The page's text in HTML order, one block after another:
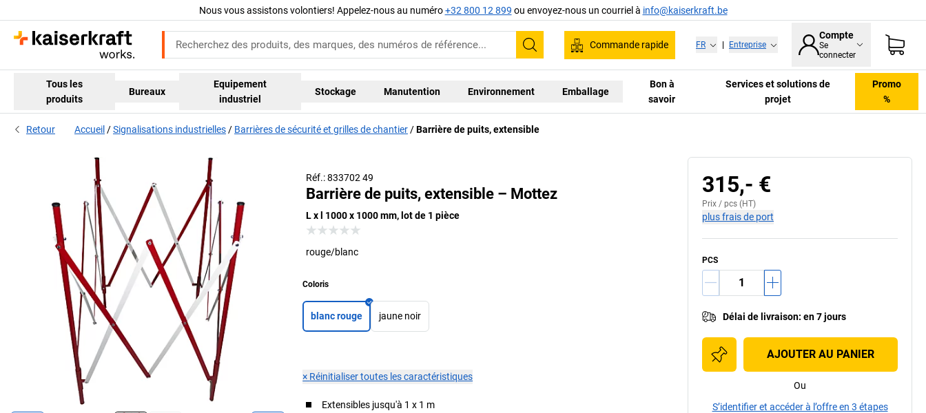
Nous vous assistons volontiers! Appelez-nous au numéro+32 800 12 899 ou envoyez-nous un courriel à info@kaiserkraft.be
Recherche
Commande rapide FR Entreprise
Compte
Se
connecter
Tous les
produits
Bureaux
Equipement
industriel
Stockage Manutention Environnement Emballage
Bon à
savoir
Services et solutions de
projet
Promo
%
Retour Accueil Signalisations industrielles Barrières de sécurité et grilles de chantier Barrière de puits, extensible
Réf.: 833702 49
Barrière de puits, extensible – Mottez
L x l 1000 x 1000 mm, lot de 1 pièce
rouge/blanc
Coloris
blanc rouge jaune noir
× Réinitialiser toutes les caractéristiques
Extensibles jusqu'à 1 x 1 m
315,- €
Prix / pcs (HT)
plus frais de port
PCS
Délai de livraison: en 7 jours
AJOUTER AU PANIER
Ou
S’identifier et accéder à l’offre en 3 étapes